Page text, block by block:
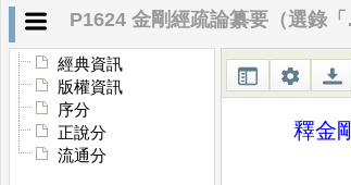
經典資訊
版權資訊
序分
正說分
流通分
釋金